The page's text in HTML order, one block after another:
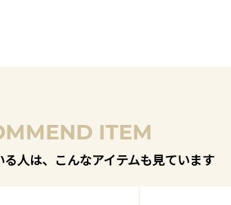
ITEM
る人は、こんなアイテムも見ています